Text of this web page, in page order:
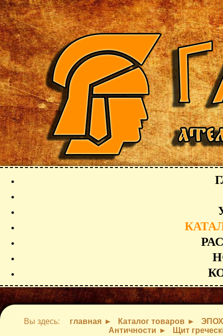
Вы здесь: главная Каталог товаров
Античности
Щит